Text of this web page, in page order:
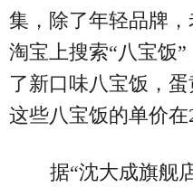
集，除了年轻品牌
淘宝上搜索“八宝饭
了新口味八宝饭，
这些八宝饭的单价在
据“沈大成旗舰